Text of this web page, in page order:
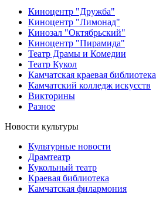
Киноцентр "Дружба"
Киноцентр "Лимонад"
Кинозал "Октябрьский"
Киноцентр "Пирамида"
Театр Драмы и Комедии
Театр Кукол
Камчатская краевая библиотека
Камчатский колледж искусств
Викторины
Разное
Новости культуры
Культурные новости
Драмтеатр
Кукольный театр
Краевая библиотека
Камчатская филармония